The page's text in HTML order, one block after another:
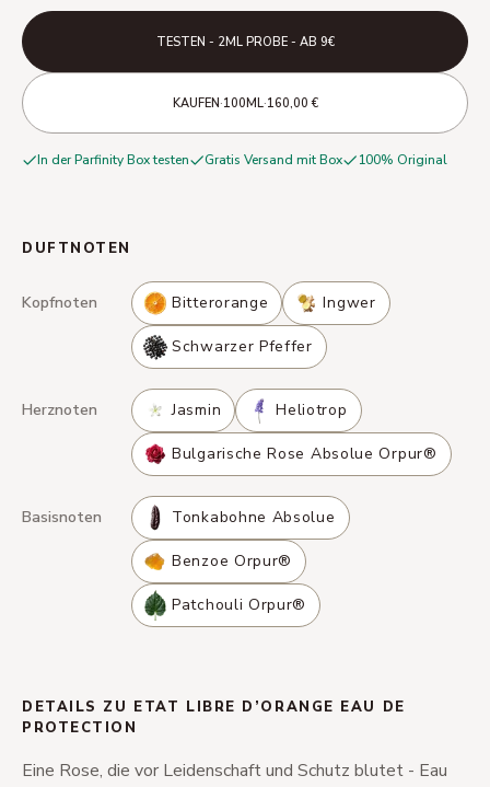
TESTEN - 2ML PROBE - AB 9€
KAUFEN·100ML·160,00 €
In der Parfinity Box testen Gratis Versand mit Box 100% Original
DUFTNOTEN
Kopfnoten Bitterorange Ingwer
Schwarzer Pfeffer
Herznoten Jasmin Heliotrop
Bulgarische Rose Absolue Orpur®
Basisnoten Tonkabohne Absolue
Benzoe Orpur®
Patchouli Orpur®
DETAILS ZU ETAT LIBRE D’ORANGE EAU DE
PROTECTION
Eine Rose, die vor Leidenschaft und Schutz blutet - Eau